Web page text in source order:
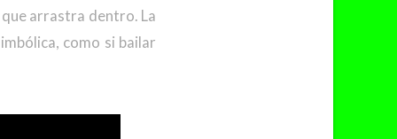
arrastra dentro. La
como si bailar